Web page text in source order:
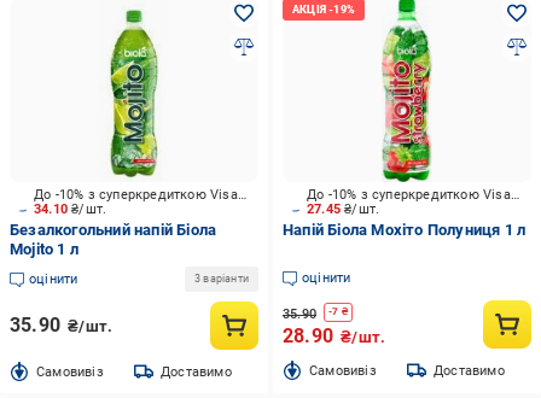
34.10₴/шт.
До -10% з суперкредиткою Visa Вигода
Безалкогольний напій Біола
Mojito 1 л
оцінити 3 варіанти
35.90 ₴/шт.
Cамовивіз Доставимо
27.45₴/шт.
До -10% з суперкредиткою Visa Вигода
Напій Біола Мохіто Полуниця 1 л
оцінити
35.90 -7 ₴
28.90 ₴/шт.
Cамовивіз Доставимо